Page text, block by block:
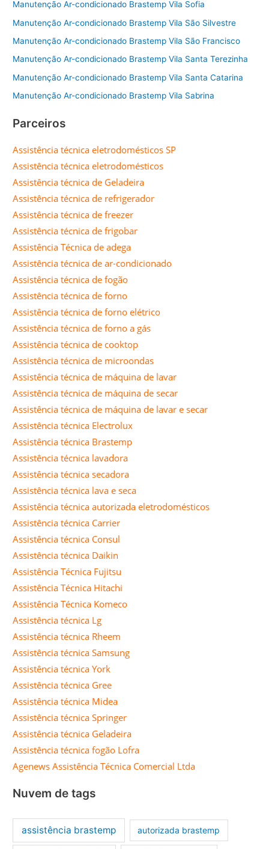
Manutenção Ar-condicionado Brastemp Vila Sofia
Manutenção Ar-condicionado Brastemp Vila São Silvestre
Manutenção Ar-condicionado Brastemp Vila São Francisco
Manutenção Ar-condicionado Brastemp Vila Santa Terezinha
Manutenção Ar-condicionado Brastemp Vila Santa Catarina
Manutenção Ar-condicionado Brastemp Vila Sabrina
Parceiros
Assistência técnica eletrodomésticos SP
Assistência técnica eletrodomésticos
Assistência técnica de Geladeira
Assistência técnica de refrigerador
Assistência técnica de freezer
Assistência técnica de frigobar
Assistência Técnica de adega
Assistência técnica de ar-condicionado
Assistência técnica de fogão
Assistência técnica de forno
Assistência técnica de forno elétrico
Assistência técnica de forno a gás
Assistência técnica de cooktop
Assistência técnica de microondas
Assistência técnica de máquina de lavar
Assistência técnica de máquina de secar
Assistência técnica de máquina de lavar e secar
Assistência técnica Electrolux
Assistência técnica Brastemp
Assistência técnica lavadora
Assistência técnica secadora
Assistência técnica lava e seca
Assistência técnica autorizada eletrodomésticos
Assistência técnica Carrier
Assistência técnica Consul
Assistência técnica Daikin
Assistência Técnica Fujitsu
Assistência Técnica Hitachi
Assistência Técnica Komeco
Assistência técnica Lg
Assistência técnica Rheem
Assistência técnica Samsung
Assistência técnica York
Assistência técnica Gree
Assistência técnica Midea
Assistência técnica Springer
Assistência técnica Geladeira
Assistência técnica fogão Lofra
Agenews Assistência Técnica Comercial Ltda
Nuvem de tags
assistência brastemp autorizada brastemp